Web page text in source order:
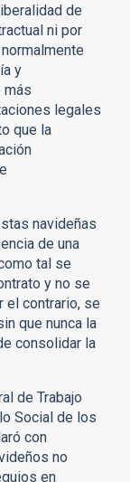
de
ni por
y
más
legales
que la
navideñas
de una
tal se
y no se
el contrario, se
que nunca la
consolidar la
de Trabajo
Social de los
con
no
en